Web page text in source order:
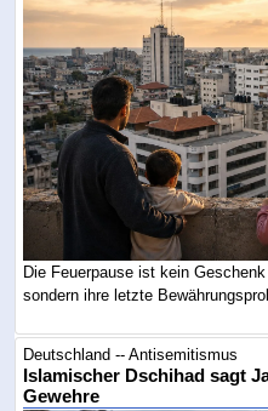
Die Feuerpause ist kein
sondern ihre letzte
Deutschland -- Antisemitismus
Islamischer Dschihad sagt
Gewehre